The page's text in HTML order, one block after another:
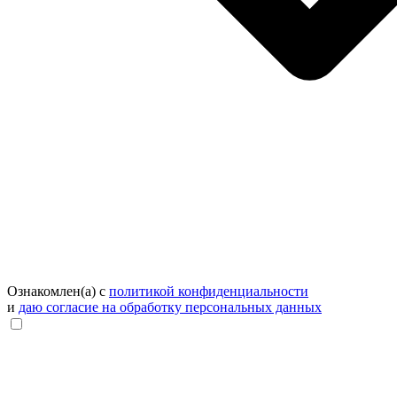
Ознакомлен(а) с политикой конфиденциальности
и даю согласие на обработку персональных данных